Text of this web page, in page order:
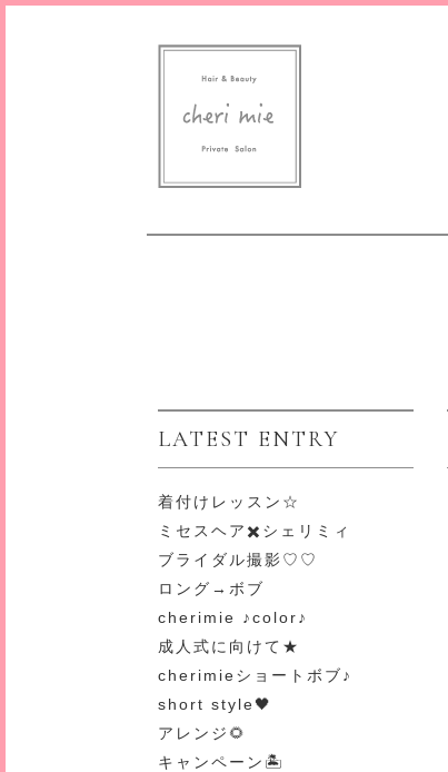
LATEST ENTRY
着付けレッスン☆
ミセスヘア✖️シェリミィ
ブライダル撮影♡♡
ロング→ボブ
cherimie ♪color♪
成人式に向けて★
cherimieショートボブ♪
short style🖤
アレンジ🌻
キャンペーン🏝